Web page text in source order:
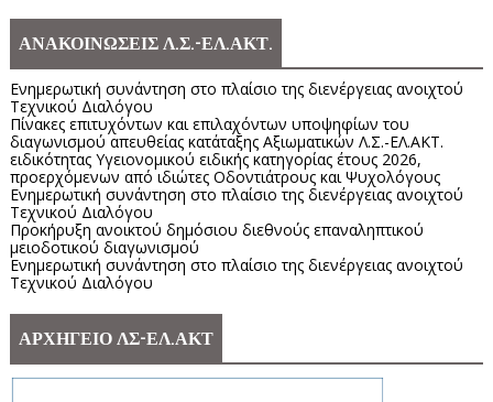
ΑΝΑΚΟΙΝΩΣΕΙΣ Λ.Σ.-ΕΛ.ΑΚΤ.
Ενημερωτική συνάντηση στο πλαίσιο της διενέργειας ανοιχτού
Τεχνικού Διαλόγου
Πίνακες επιτυχόντων και επιλαχόντων υποψηφίων του
διαγωνισμού απευθείας κατάταξης Αξιωματικών Λ.Σ.-ΕΛ.ΑΚΤ.
ειδικότητας Υγειονομικού ειδικής κατηγορίας έτους 2026,
προερχόμενων από ιδιώτες Οδοντιάτρους και Ψυχολόγους
Ενημερωτική συνάντηση στο πλαίσιο της διενέργειας ανοιχτού
Τεχνικού Διαλόγου
Προκήρυξη ανοικτού δημόσιου διεθνούς επαναληπτικού
μειοδοτικού διαγωνισμού
Ενημερωτική συνάντηση στο πλαίσιο της διενέργειας ανοιχτού
Τεχνικού Διαλόγου
ΑΡΧΗΓΕΙΟ ΛΣ-ΕΛ.ΑΚΤ